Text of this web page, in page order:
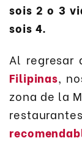
sois 2 o 3
sois 4.
Al regresar
Filipinas,
zona de la